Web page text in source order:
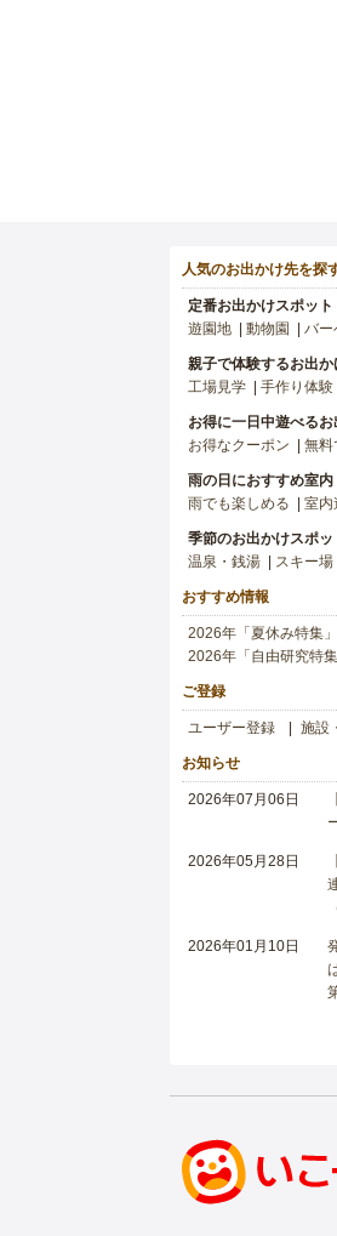
人気のお出かけ先を探
定番お出かけスポット
遊園地
動物園 バー
親子で体験するお出か
工場見学
手作り体験
お得に一日中遊べる
お得なクーポン
無料
雨の日におすすめ室
雨でも楽しめる
室内
季節のお出かけスポッ
温泉・銭湯
スキー場
おすすめ情報
2026年「夏休み特集
2026年「自由研究特
ご登録
ユーザー登録 施設
お知らせ
2026年07月06日
2026年05月28日
2026年01月10日